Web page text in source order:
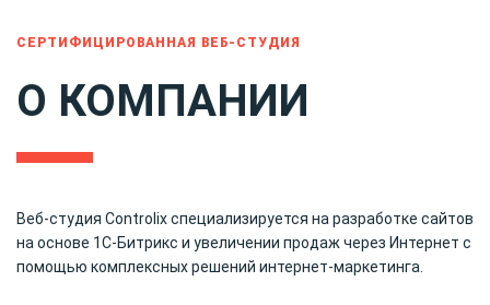
СЕРТИФИЦИРОВАННАЯ ВЕБ-СТУДИЯ
О КОМПАНИИ
Веб-студия Controlix специализируется на разработке сайтов
на основе 1С-Битрикс и увеличении продаж через Интернет с
помощью комплексных решений интернет-маркетинга.